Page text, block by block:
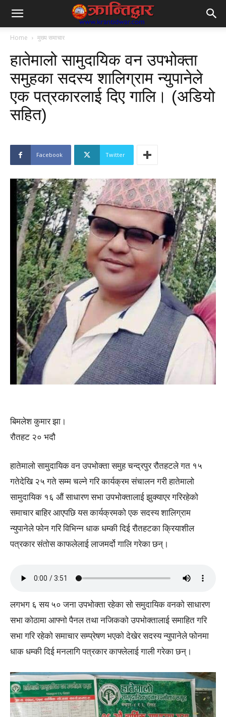
Home मुख्य समाचार
हातेमालो सामुदायिक वन उपभोक्ता
समुहका सदस्य शालिग्राम न्युपानेले
एक पत्रकारलाई दिए गालि। (अडियो
सहित)
Facebook Twitter
बिमलेश कुमार झा।
रौतहट २० भदौ
हातेमालो सामुदायिक वन उपभोक्ता समुह चन्द्रपुर रौतहटले गत १५
गतेदेखि २५ गते सम्म चल्ने गरि कार्यक्रम संचालन गरी हातेमालो
सामुदायिक १६ औं साधारण सभा उपभोक्तालाई झुक्याएर गरिरहेको
समाचार बाहिर आएपछि यस कार्यक्रमको एक सदस्य शालिग्राम
न्युपानेले फोन गरि विभिन्न धाक धम्की दिई रौतहटका क्रियाशील
पत्रकार संतोस काफलेलाई लाजमर्दो गालि गरेका छन्।
लगभग ६ सय ५० जना उपभोक्ता रहेका सो समुदायिक वनको साधारण
सभा कोठामा आफ्नो पैनल तथा नजिकको उपभोक्तालाई समाहित गरि
सभा गरि रहेको समाचार सम्प्रेषण भएको देखेर सदस्य न्युपानेले फोनमा
धाक धम्की दिई मनलागि पत्रकार काफ्लेलाई गाली गरेका छन्।